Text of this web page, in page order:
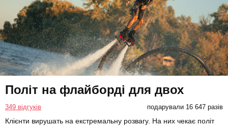
Політ на флайборді для двох
349 відгуків подарували 16 647 разів
Клієнти вирушать на екстремальну розвагу. На них чекає політ